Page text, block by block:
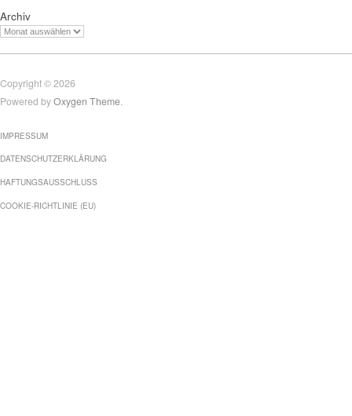
Archiv
Copyright © 2026
Powered byOxygen Theme
IMPRESSUM
DATENSCHUTZERKLÄRUNG
HAFTUNGSAUSSCHLUSS
COOKIE-RICHTLINIE (EU)